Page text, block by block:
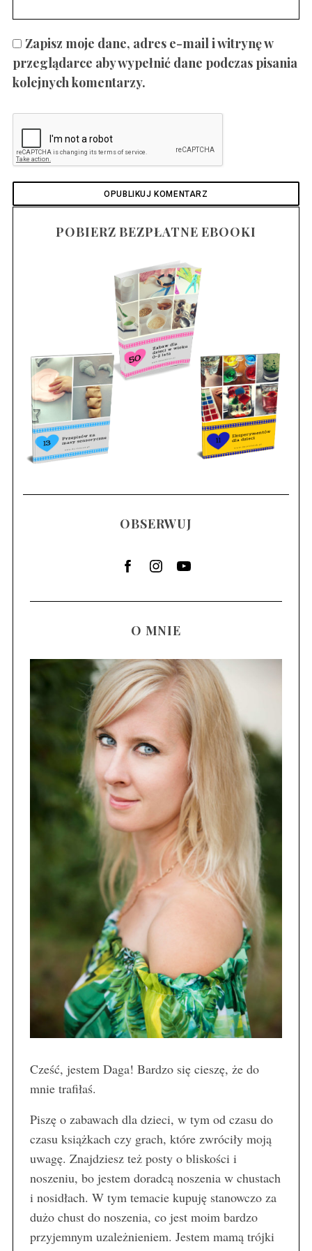
Zapisz moje dane, adres e-mail i witrynę w
przeglądarce aby wypełnić dane podczas pisania
kolejnych komentarzy.
POBIERZ BEZPŁATNE EBOOKI
OBSERWUJ
O MNIE
Cześć, jestem Daga! Bardzo się cieszę, że do
mnie trafiłaś.
Piszę o zabawach dla dzieci, w tym od czasu do
czasu książkach czy grach, które zwróciły moją
uwagę. Znajdziesz też posty o bliskości i
noszeniu, bo jestem doradcą noszenia w chustach
i nosidłach. W tym temacie kupuję stanowczo za
dużo chust do noszenia, co jest moim bardzo
przyjemnym uzależnieniem. Jestem mamą trójki